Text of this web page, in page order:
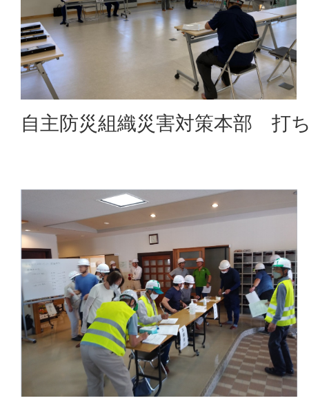
自主防災組織災害対策本部 打